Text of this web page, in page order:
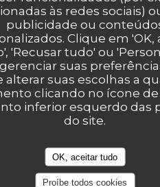
às redes sociais)
publicidade ou
Clique em 'OK,
'Recusar tudo' ou
suas
alterar suas escolhas a
clicando no ícone
inferior esquerdo das
do site.
OK, aceitar tudo
Proíbe todos cookies
((abre numa nova janela))